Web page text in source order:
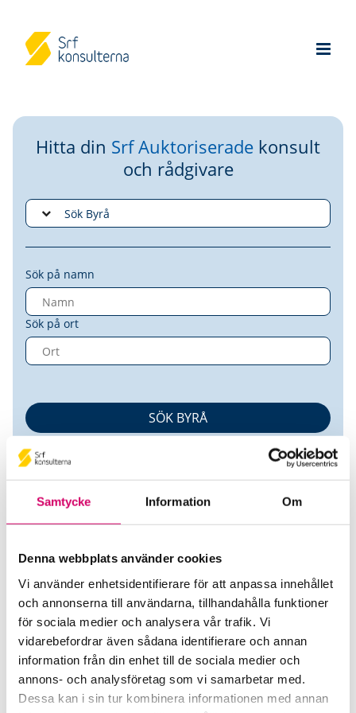
Samtycke Information Om
Denna webbplats använder cookies
Vi använder enhetsidentifierare för att anpassa innehållet
och annonserna till användarna, tillhandahålla funktioner
för sociala medier och analysera vår trafik. Vi
vidarebefordrar även sådana identifierare och annan
information från din enhet till de sociala medier och
annons- och analysföretag som vi samarbetar med.
Dessa kan i sin tur kombinera informationen med annan
Hitta din Srf Auktoriserade konsult
och rådgivare
Sök på namn
Sök på ort
Rao Redovisning AB
Srf Auktoriserade konsulter
Pornthip Luengprakarn
Auktoriserad Redovisningskonsult
Skicka e-post
076-246 63 65